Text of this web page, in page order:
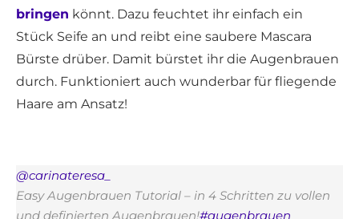
bringen könnt. Dazu feuchtet ihr einfach ein
Stück Seife an und reibt eine saubere Mascara
Bürste drüber. Damit bürstet ihr die Augenbrauen
durch. Funktioniert auch wunderbar für fliegende
Haare am Ansatz!
@carinateresa_
Easy Augenbrauen Tutorial – in 4 Schritten zu vollen
und definierten Augenbrauen!#augenbrauen